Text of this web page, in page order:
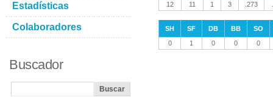
12
11 1 3 .273
SH SF DB BB
SO
0
1 0 0 0
Estadísticas
Colaboradores
Buscador